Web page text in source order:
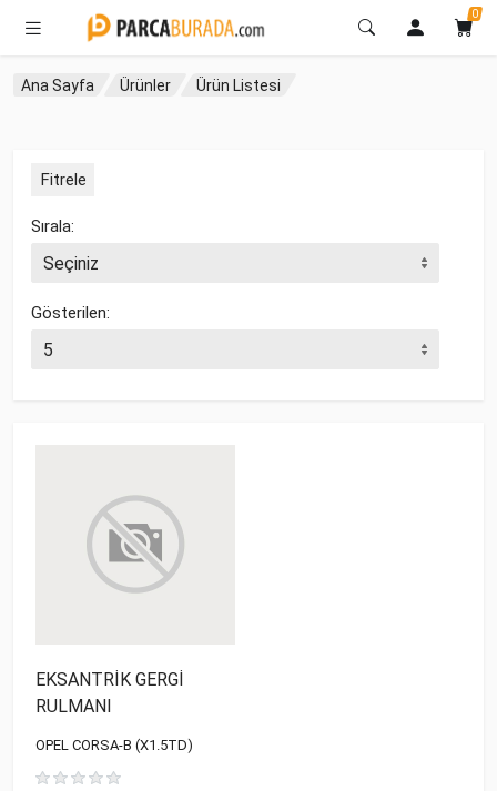
0
Ana Sayfa Ürünler Ürün Listesi
Fitrele
Sırala:
Gösterilen:
EKSANTRİK GERGİ
RULMANI
OPEL CORSA-B (X1.5TD)